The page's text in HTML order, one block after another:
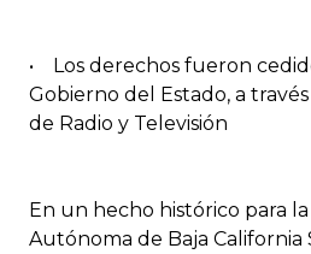
• Los derechos fueron
Gobierno del Estado, a
de Radio y Televisión
En un hecho histórico para
Autónoma de Baja California